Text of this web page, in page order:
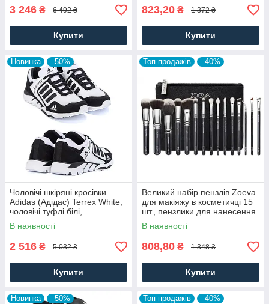
3 246 ₴ 6 492 ₴
Купити
823,20 ₴ 1 372 ₴
Купити
Новинка –50%
Чоловічі шкіряні кросівки
Adidas (Адідас) Terrex White,
чоловічі туфлі білі,
повсякденні кеди. Чоловіче
взуття
В наявності
2 516 ₴ 5 032 ₴
Купити
Топ продажів –40%
Великий набір пензлів Zoeva
для макіяжу в косметичці 15
шт., пензлики для нанесення
пудри, рум'ян, тіней у чохлі
В наявності
808,80 ₴ 1 348 ₴
Купити
Новинка –50% Топ продажів –40%